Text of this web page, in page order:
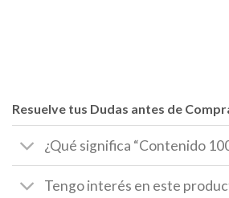
Resuelve tus Dudas antes de
¿Qué significa “Contenido
Tengo interés en este